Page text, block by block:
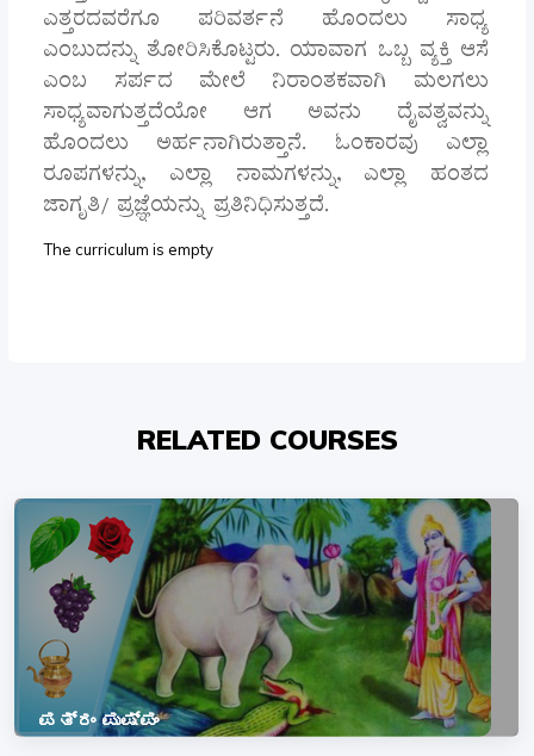
ಎತ್ತರದವರೆಗೂ ಪರಿವರ್ತನೆ ಹೊಂದಲು ಸಾಧ್ಯ
ಎಂಬುದನ್ನು ತೋರಿಸಿಕೊಟ್ಟರು. ಯಾವಾಗ ಒಬ್ಬ ವ್ಯಕ್ತಿ ಆಸೆ
ಎಂಬ ಸರ್ಪದ ಮೇಲೆ ನಿರಾಂತಕವಾಗಿ ಮಲಗಲು
ಸಾಧ್ಯವಾಗುತ್ತದೆಯೋ ಆಗ ಅವನು ದೈವತ್ವವನ್ನು
ಹೊಂದಲು ಅರ್ಹನಾಗಿರುತ್ತಾನೆ. ಓಂಕಾರವು ಎಲ್ಲಾ
ರೂಪಗಳನ್ನು, ಎಲ್ಲಾ ನಾಮಗಳನ್ನು, ಎಲ್ಲಾ ಹಂತದ
ಜಾಗೃತಿ/ ಪ್ರಜ್ಞೆಯನ್ನು ಪ್ರತಿನಿಧಿಸುತ್ತದೆ.
The curriculum is empty
RELATED COURSES
ಪತ್ರಂ ಪುಷ್ಪಂ